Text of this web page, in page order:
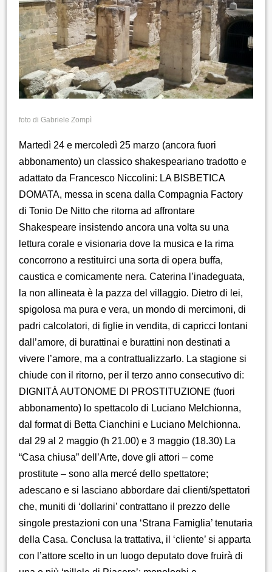
foto di Gabriele Zompì
Martedì 24 e mercoledì 25 marzo (ancora fuori
abbonamento) un classico shakespeariano tradotto e
adattato da Francesco Niccolini: LA BISBETICA
DOMATA, messa in scena dalla Compagnia Factory
di Tonio De Nitto che ritorna ad affrontare
Shakespeare insistendo ancora una volta su una
lettura corale e visionaria dove la musica e la rima
concorrono a restituirci una sorta di opera buffa,
caustica e comicamente nera. Caterina l’inadeguata,
la non allineata è la pazza del villaggio. Dietro di lei,
spigolosa ma pura e vera, un mondo di mercimoni, di
padri calcolatori, di figlie in vendita, di capricci lontani
dall’amore, di burattinai e burattini non destinati a
vivere l’amore, ma a contrattualizzarlo. La stagione si
chiude con il ritorno, per il terzo anno consecutivo di:
DIGNITÀ AUTONOME DI PROSTITUZIONE (fuori
abbonamento) lo spettacolo di Luciano Melchionna,
dal format di Betta Cianchini e Luciano Melchionna.
dal 29 al 2 maggio (h 21.00) e 3 maggio (18.30) La
“Casa chiusa” dell’Arte, dove gli attori – come
prostitute – sono alla mercé dello spettatore;
adescano e si lasciano abbordare dai clienti/spettatori
che, muniti di ‘dollarini’ contrattano il prezzo delle
singole prestazioni con una ‘Strana Famiglia’ tenutaria
della Casa. Conclusa la trattativa, il ‘cliente’ si apparta
con l’attore scelto in un luogo deputato dove fruirà di